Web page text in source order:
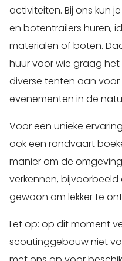
activiteiten. Bij ons kun
en botentrailers huren,
materialen of boten.
huur voor wie graag
diverse tenten aan
evenementen in de
Voor een unieke
ook een rondvaart
manier om de
verkennen,
gewoon om lekker te
Let op: op dit moment
scoutinggebouw niet